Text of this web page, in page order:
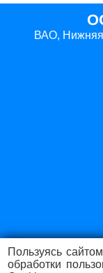
ВАО, Нижняя
Пользуясь
обработки